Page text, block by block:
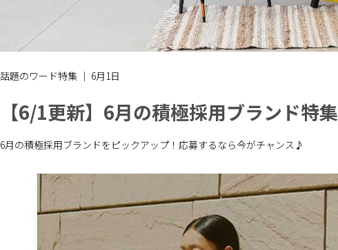
話題のワード特集 ｜ 6月1日
【6/1更新】6月の積極採用ブランド特集
6月の積極採用ブランドをピックアップ！応募するなら今がチャンス♪